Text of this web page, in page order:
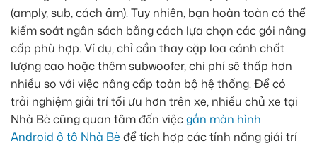
(amply, sub, cách âm). Tuy nhiên, bạn hoàn toàn có thể
kiểm soát ngân sách bằng cách lựa chọn các gói nâng
cấp phù hợp. Ví dụ, chỉ cần thay cặp loa cánh chất
lượng cao hoặc thêm subwoofer, chi phí sẽ thấp hơn
nhiều so với việc nâng cấp toàn bộ hệ thống. Để có
trải nghiệm giải trí tối ưu hơn trên xe, nhiều chủ xe tại
Nhà Bè cũng quan tâm đến việcgắn màn hình
Android ô tô Nhà Bè để tích hợp các tính năng giải trí